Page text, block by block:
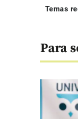
Temas
Para